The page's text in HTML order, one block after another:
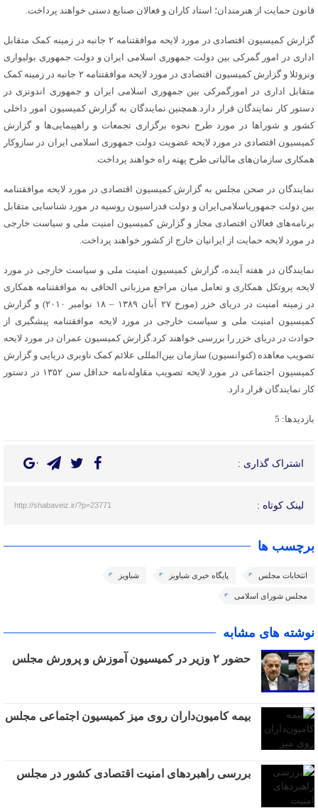
قانون حمایت از هنرمندان؛ استاد کاران و فعالان صنایع دستی خواهند پرداخت‌.
گزارش کمیسیون اقتصادی در مورد لایحه موافقتنامه ٢ جانبه در زمینه کمک متقابل
اداری در امور گمرکی بین دولت جمهوری اسلامی ایران و دولت جمهوری بولیواری
ونزوئلا و گزارش کمیسیون اقتصادی در مورد لایحه موافقتنامه ٢ جانبه در زمینه کمک
متقابل اداری در امورگمرکی بین جمهوری اسلامی ایران و جمهوری اندونزی در
دستور کار نمایندگان قرار دارد‌.همچنین نمایندگان به گزارش کمیسیون امور داخلی
کشور و شوراها در مورد طرح نحوه برگزاری تجمعات و راهپیمایی‌ها و گزارش
کمیسیون اقتصادی در مورد لایحه عضویت دولت جمهوری اسلامی ایران در سازوکار
همکاری سازمان‌های مالیاتی طرح پهنه راه خواهند پرداخت‌.
نمایندگان در صحن مجلس به گزارش کمیسیون اقتصادی در مورد لایحه موافقتنامه
بین دولت جمهوریاسلامی‌ایران و دولت فدراسیون روسیه در مورد شناسایی متقابل
برنامه‌های فعالان اقتصادی مجاز و گزارش کمیسیون امنیت ملی و سیاست خارجی
در مورد لایحه حمایت از ایرانیان خارج از کشور خواهند پرداخت‌.
نمایندگان در هفته آینده‌، گزارش کمیسیون امنیت ملی و سیاست خارجی در مورد
لایحه پروتکل همکاری و تعامل میان مراجع مرزبانی الحاقی به موافقتنامه همکاری
در زمینه امنیت در دریای خزر (مورخ ۲۷ آبان ۱۳۸۹ – ۱۸ نوامبر ۲۰۱۰) و گزارش
کمیسیون امنیت ملی و سیاست خارجی در مورد لایحه موافقتنامه پیشگیری از
حوادث در دریای خزر را بررسی خواهند کرد‌.گزارش کمیسیون عمران در مورد لایحه
تصویب معاهده (کنوانسیون) سازمان بین‌المللی علائم کمک ناوبری دریایی و گزارش
کمیسیون اجتماعی در مورد لایحه تصویب مقاوله‌نامه حداقل سن ١٣۵٢ در دستور
کار نمایندگان قرار دارد‌.
بازدیدها: 5
اشتراک گذاری :
لینک کوتاه : http://shabaveiz.ir/?p=23771
برچسب ها
انتخابات مجلس پایگاه خبری شباویز شباویز
مجلس شورای اسلامی
نوشته های مشابه
حضور ٢ وزیر در کمیسیون آموزش و پرورش مجلس
بیمه کامیون‌داران روی میز کمیسیون اجتماعی مجلس
بررسی راهبردهای امنیت اقتصادی کشور در مجلس